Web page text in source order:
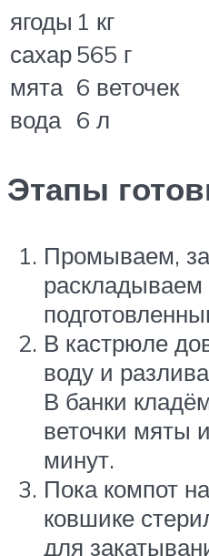
ягоды 1 кг
сахар565 г
мята 6 веточек
вода 6 л
Этапы
Промываем,
раскладываем
В кастрюле
воду и
В банки
веточки мяты
минут.
Пока компот
ковшике
для